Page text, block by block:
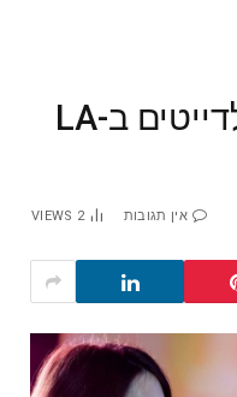
זהירות! גבר שיוצא לדייטים ב-LA
אין תגובות 2
VIEWS